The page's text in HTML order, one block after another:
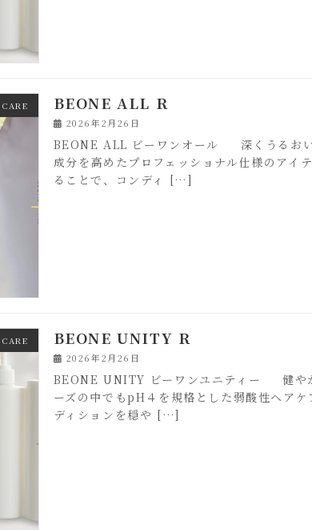
BEONE ALL R
2026年2月26日
BEONE ALL ビーワンオール 深くうるおい
成分を高めたプロフェッショナル仕様のアイ
ることで、コンディ […]
BEONE UNITY R
2026年2月26日
BEONE UNITY ビーワンユニティー 健やか
ーズの中でもpH４を規格とした弱酸性ヘア
ディションを穏や […]